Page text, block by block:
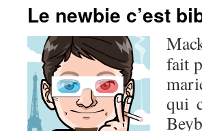
Le newbie c’est
fait
qui